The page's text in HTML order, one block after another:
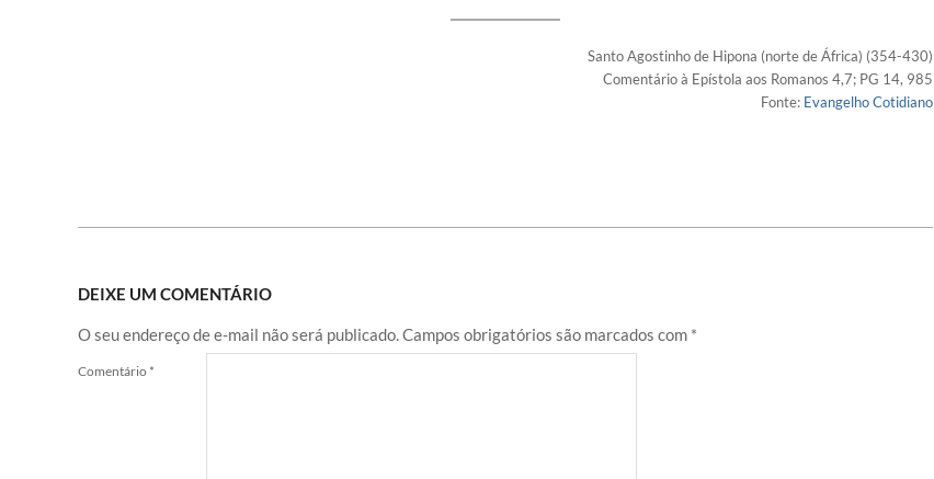
Santo Agostinho de Hipona (norte de África) (354-430)
Comentário à Epístola aos Romanos 4,7; PG 14, 985
Fonte: Evangelho Cotidiano
DEIXE UM COMENTÁRIO
O seu endereço de e-mail não será publicado.Campos obrigatórios são marcados com *
Comentário *